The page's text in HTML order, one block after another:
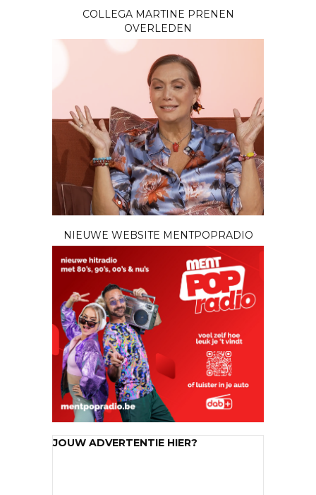
COLLEGA MARTINE PRENEN
OVERLEDEN
NIEUWE WEBSITE MENTPOPRADIO
JOUW ADVERTENTIE HIER?